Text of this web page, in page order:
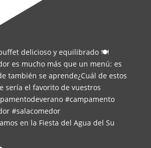
en la Fiesta del Agua del Su